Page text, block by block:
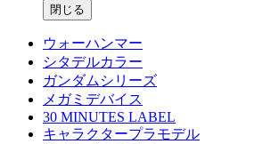
閉じる
ウォーハンマー
シタデルカラー
ガンダムシリーズ
メガミデバイス
30 MINUTES LABEL
キャラクタープラモデル